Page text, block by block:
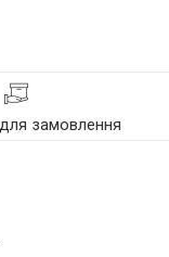
замовлення